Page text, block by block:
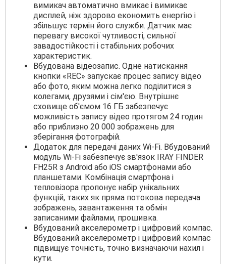
вимикач автоматично вмикає і вимикає
дисплей, ніж здорово економить енергію і
збільшує термін його служби. Датчик має
перевагу високої чутливості, сильної
завадостійкості і стабільних робочих
характеристик.
Вбудована відеозапис. Одне натискання
кнопки «REC» запускає процес запису відео
або фото, яким можна легко поділитися з
колегами, друзями і сім'єю. Внутрішнє
сховище об'ємом 16 ГБ забезпечує
можливість запису відео протягом 24 годин
або приблизно 20 000 зображень для
зберігання фотографій.
Додаток для передачі даних Wi-Fi. Вбудований
модуль Wi-Fi забезпечує зв'язок IRAY FINDER
FH25R з Android або iOS смартфонами або
планшетами. Комбінація смартфона і
тепловізора пропонує набір унікальних
функцій, таких як пряма потокова передача
зображень, завантаження та обмін
записаними файлами, прошивка.
Вбудований акселерометр і цифровий компас.
Вбудований акселерометр і цифровий компас
підвищує точність, точно визначаючи нахил і
кути.